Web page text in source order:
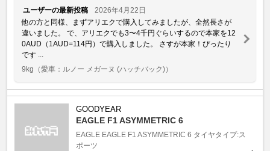
ユーザーの最新投稿
2026年4月22日
他の方と同様、まずアリエクで購入してみましたが、全然長さが
違いました。 で、アリエクでも3〜4千円ぐらいするので本家を12
0AUD（1AUD=114円）で購入しました。 さすが本家！ぴったり
です ...
9kg （愛車：ルノー メガーヌ (ハッチバック)）
GOODYEAR
EAGLE F1 ASYMMETRIC 6
EAGLE EAGLE F1 ASYMMETRIC 6 タイヤタイプ:ス
ポーツ